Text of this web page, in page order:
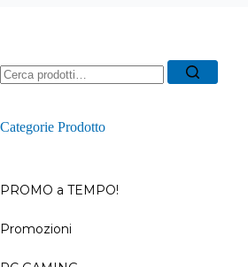
Ricerca
per:
Categorie Prodotto
PROMO a TEMPO!
Promozioni
–